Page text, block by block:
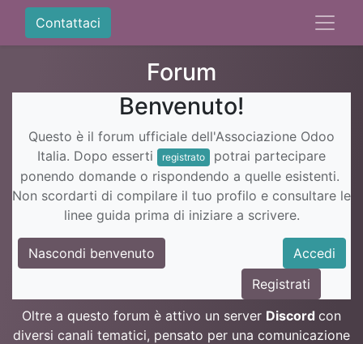
Contattaci
Forum
Benvenuto!
Questo è il forum ufficiale dell'Associazione Odoo
Italia. Dopo esserti
registrato
potrai partecipare
ponendo domande o rispondendo a quelle esistenti.
Non scordarti di compilare il tuo profilo e consultare le
linee guida prima di iniziare a scrivere.
Nascondi benvenuto
Accedi
Registrati
Oltre a questo forum è attivo un server Discord con
diversi canali tematici, pensato per una comunicazione